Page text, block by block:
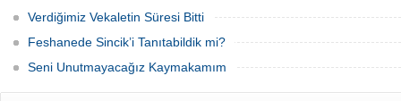
Verdiğimiz Vekaletin Süresi Bitti
Feshanede Sincik’i Tanıtabildik mi?
Seni Unutmayacağız Kaymakamım